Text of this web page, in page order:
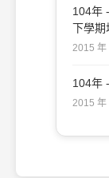
104年
下學期
#61137
2015 年
104年
2015 年